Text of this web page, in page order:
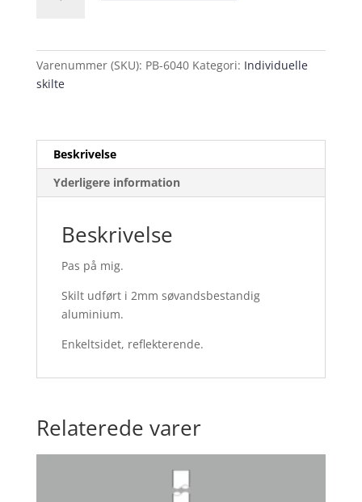
Varenummer (SKU): PB-6040 Kategori: Individuelle
skilte
Beskrivelse
Yderligere information
Beskrivelse
Pas på mig.
Skilt udført i 2mm søvandsbestandig
aluminium.
Enkeltsidet, reflekterende.
Relaterede varer